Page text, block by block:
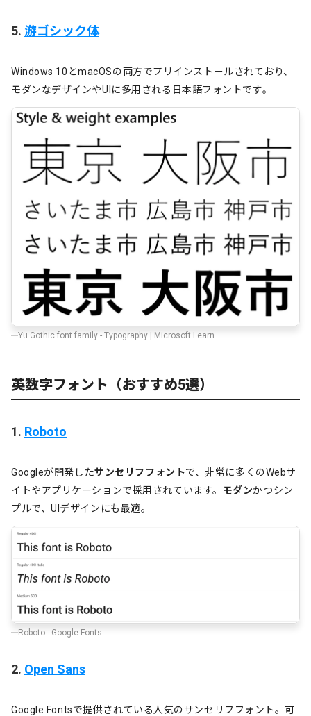
5. 游ゴシック体
Windows 10とmacOSの両方でプリインストールされており、
モダンなデザインやUIに多用される日本語フォントです。
Yu Gothic font family - Typography | Microsoft Learn
英数字フォント（おすすめ5選）
1. Roboto
Googleが開発したサンセリフフォントで、非常に多くのWebサ
イトやアプリケーションで採用されています。 モダンかつシン
プルで、UIデザインにも最適。
Roboto - Google Fonts
2. Open Sans
Google Fontsで提供されている人気のサンセリフフォント。可